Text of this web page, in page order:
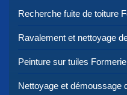
Recherche fuite de toiture
Ravalement et nettoyage
Peinture sur tuiles
Nettoyage et démoussage